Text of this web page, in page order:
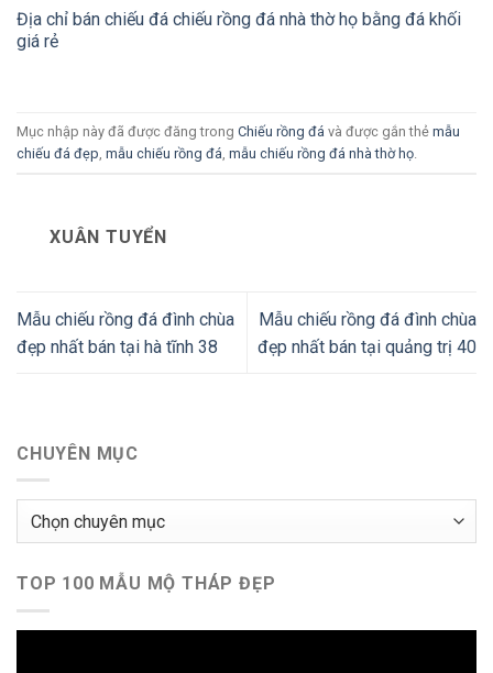
Địa chỉ bán chiếu đá chiếu rồng đá nhà thờ họ bằng đá khối
giá rẻ
Mục nhập này đã được đăng trong Chiếu rồng đá và được gắn thẻ mẫu
chiếu đá đẹp mẫu chiếu rồng đá mẫu chiếu rồng đá nhà thờ họ
XUÂN TUYỂN
Mẫu chiếu rồng đá đình chùa
đẹp nhất bán tại hà tĩnh 38
Mẫu chiếu rồng đá đình chùa
đẹp nhất bán tại quảng trị 40
CHUYÊN MỤC
Chuyên
TOP 100 MẪU MỘ THÁP ĐẸP